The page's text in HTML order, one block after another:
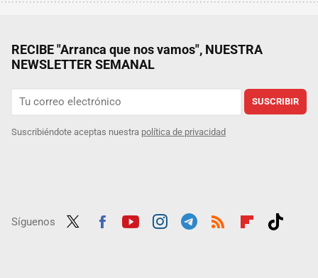
RECIBE "Arranca que nos vamos", NUESTRA
NEWSLETTER SEMANAL
SUSCRIBIR
Suscribiéndote aceptas nuestra política de privacidad
Síguenos